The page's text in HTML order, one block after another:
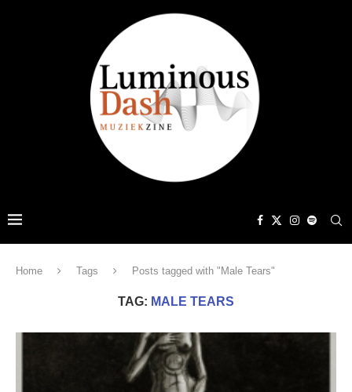
Home Tags Posts tagged with "Male Tears"
TAG: MALE TEARS